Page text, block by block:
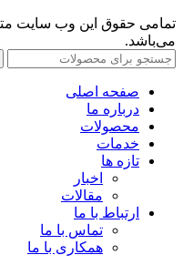
تمامی حقوق این وب سایت
می‌باشد.
صفحه اصلی
درباره ما
محصولات
خدمات
تازه ها
اخبار
مقالات
ارتباط با ما
تماس با ما
همکاری با ما